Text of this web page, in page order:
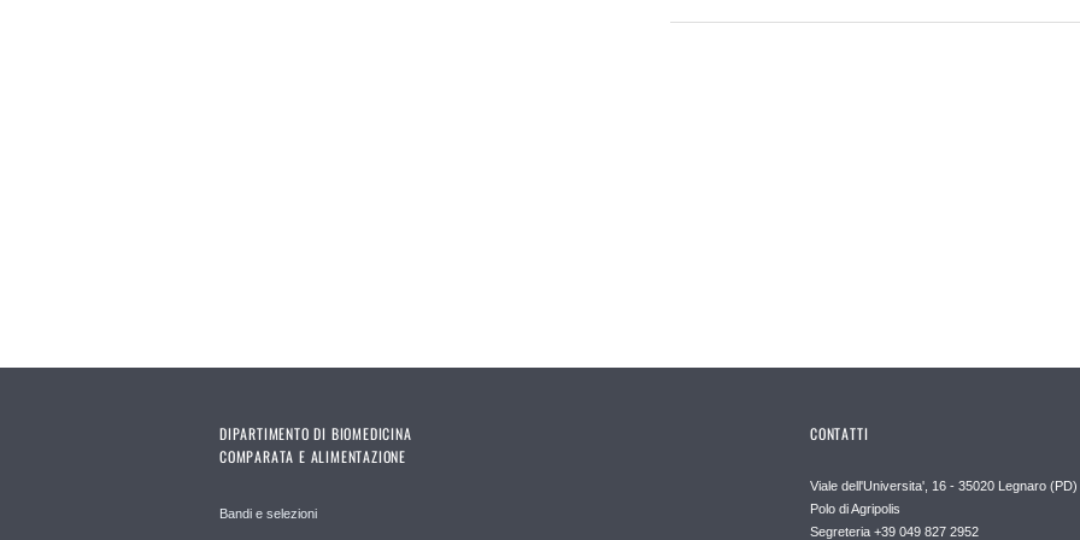
DIPARTIMENTO DI BIOMEDICINA
COMPARATA E ALIMENTAZIONE
Bandi e selezioni
CONTATTI
Viale dell'Universita', 16 - 35020 Legnaro (PD)
Polo di Agripolis
Segreteria +39 049 827 2952